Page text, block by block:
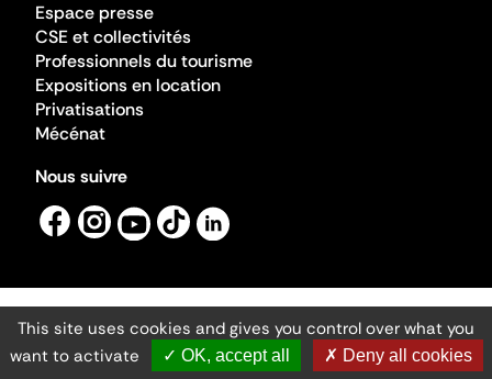
Espace presse
CSE et collectivités
Professionnels du tourisme
Expositions en location
Privatisations
Mécénat
Nous suivre
Mentions légales
Gestion des cookies
Accessibilité numérique
Ministère de la Culture ©2026
This site uses cookies and gives you control over what you
want to activate
✓ OK, accept all ✗ Deny all cookies